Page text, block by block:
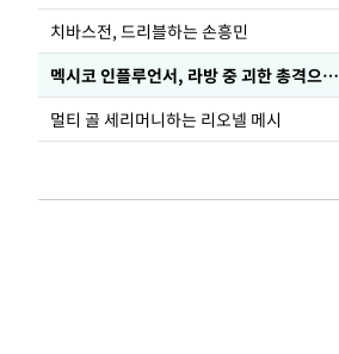
치바스전, 드리블하는 손흥민
멕시코 인플루언서, 라방 중 괴한 총격으로 사망
멀티 골 세리머니하는 리오넬 메시